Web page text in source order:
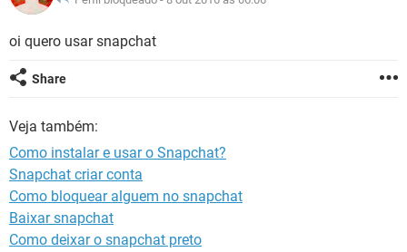
INSTAGRAM
GUIA DE COMPRAS
JOGOS
CELULAR
OUTLOOK
GUIA DE COMPRAS
oi quero usar snapchat
Share
Veja também:
Como instalar e usar o Snapchat?
Snapchat criar conta
Como bloquear alguem no snapchat
Baixar snapchat
Como deixar o snapchat preto